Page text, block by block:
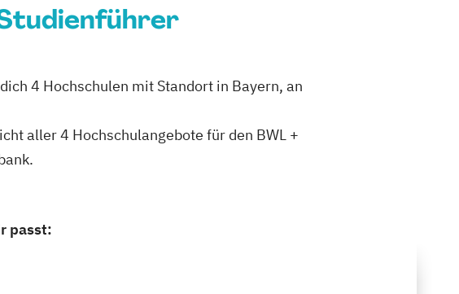
4 Hochschulen mit Standort in Bayern, an
aller 4 Hochschulangebote für den BWL +
passt: